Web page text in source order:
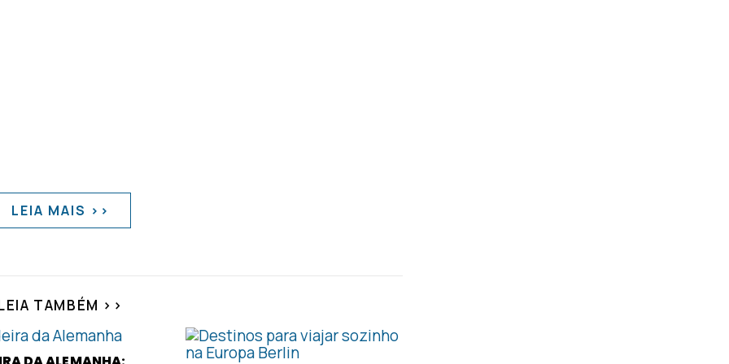
LEIA MAIS >>
TAMBÉM >>